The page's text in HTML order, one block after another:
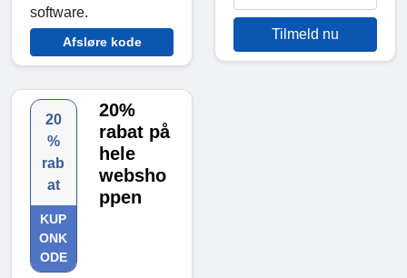
software.
Afsløre kode
20
%
rab
at
KUP
ONK
ODE
20%
rabat på
hele
websho
ppen
Tilmeld nu